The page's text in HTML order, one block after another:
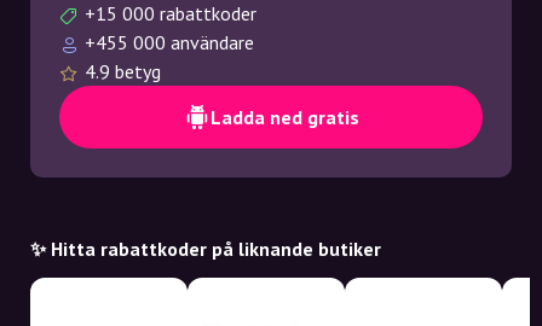
+15 000 rabattkoder
+455 000 användare
4.9 betyg
Ladda ned gratis
✨ Hitta rabattkoder på liknande butiker